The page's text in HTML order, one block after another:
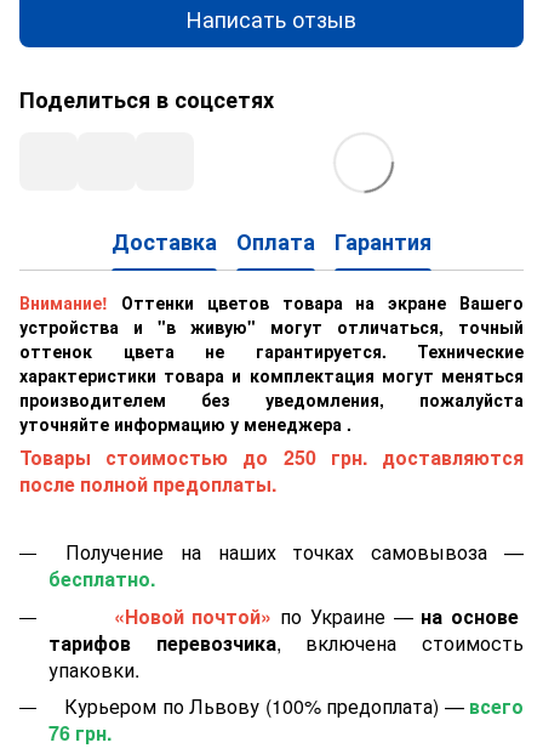
Написать отзыв
Поделиться в соцсетях
Доставка Оплата Гарантия
Внимание!
Оттенки цветов товара на экране Вашего
устройства и "в живую" могут отличаться, точный
оттенок цвета не гарантируется. Технические
характеристики товара и комплектация могут меняться
производителем без уведомления, пожалуйста
уточняйте информацию у менеджера .
Товары стоимостью до 250 грн. доставляются
после полной предоплаты.
Получение на наших точках самовывоза —
бесплатно.
«Новой почтой» по Украине — на основе
тарифов перевозчика, включена стоимость
упаковки.
Курьером по Львову (100% предоплата) — всего
76 грн.